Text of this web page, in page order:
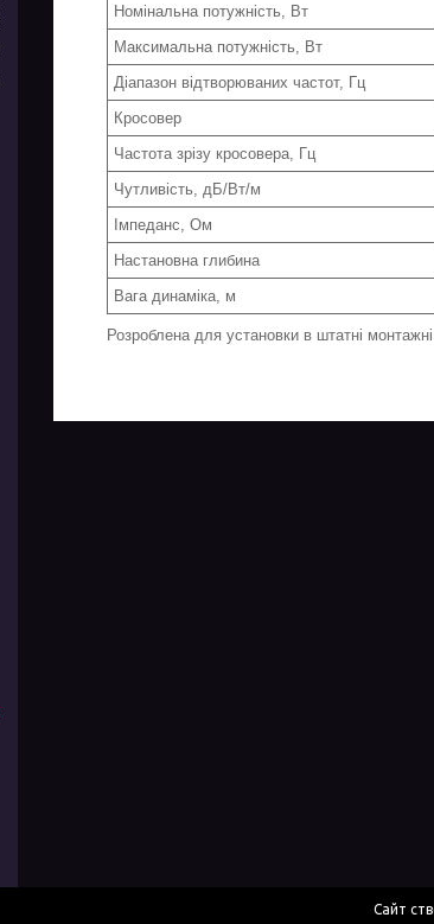
Номінальна потужність, Вт
Максимальна потужність, Вт
Діапазон відтворюваних частот, Гц
Кросовер
Частота зрізу кросовера, Гц
Чутливість, дБ/Вт/м
Імпеданс, Ом
Настановна глибина
Вага динаміка, м
Розроблена для установки в штатні
Сайт